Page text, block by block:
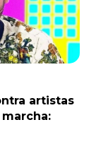
artistas